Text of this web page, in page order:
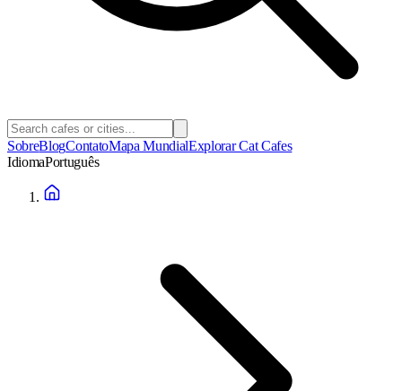
SobreBlogContatoMapa MundialExplorar Cat Cafes
IdiomaPortuguês